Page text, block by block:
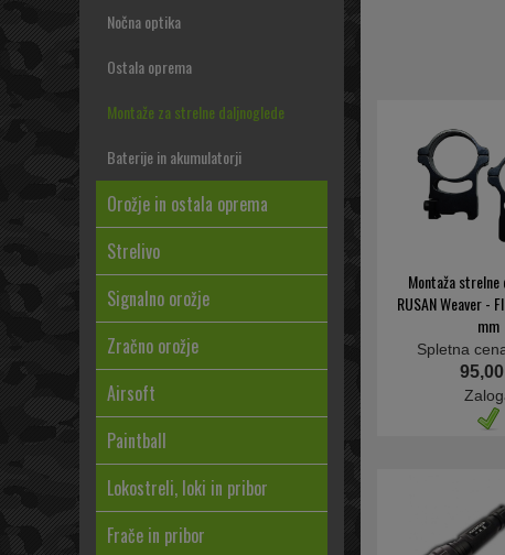
Nočna optika
Ostala oprema
Montaže za strelne daljnoglede
Baterije in akumulatorji
Orožje in ostala oprema
Strelivo
Signalno orožje
Zračno orožje
Airsoft
Paintball
Lokostreli, loki in pribor
Frače in pribor
Montaža
RUSAN Weaver -
mm
Spletna